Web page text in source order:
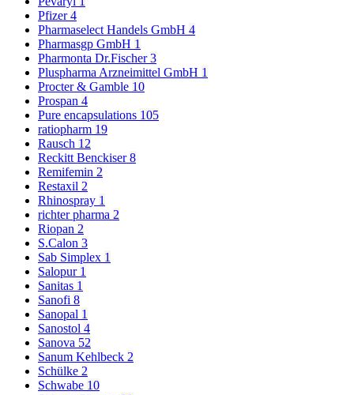
Pfizer4
Pharmaselect Handels GmbH 4
Pharmasgp GmbH 1
Pharmonta Dr.Fischer3
Pluspharma Arzneimittel GmbH 1
Procter & Gamble 10
Prospan 4
Pure encapsulations 105
ratiopharm 19
Rausch 12
Reckitt Benckiser8
Remifemin 2
Restaxil 2
Rhinospray 1
richter pharma 2
Riopan 2
S.Calon 3
Sab Simplex 1
Salopur 1
Sanitas 1
Sanofi 8
Sanopal 1
Sanostol 4
Sanova 52
Sanum Kehlbeck 2
Schülke 2
Schwabe 10